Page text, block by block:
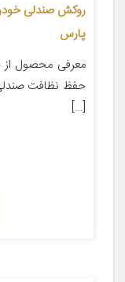
پارس
معرفی محصول از
حفظ نظافت
[…]